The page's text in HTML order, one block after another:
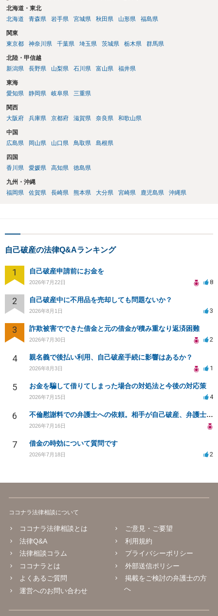
北海道・東北
北海道
青森県 岩手県 宮城県 秋田県 山形県 福島県
関東
東京都
神奈川県 千葉県 埼玉県 茨城県 栃木県 群馬県
北陸・甲信越
新潟県
長野県 山梨県 石川県 富山県 福井県
東海
愛知県
静岡県 岐阜県 三重県
関西
大阪府
兵庫県 京都府 滋賀県 奈良県 和歌山県
中国
広島県
岡山県 山口県 鳥取県 島根県
四国
香川県
愛媛県 高知県 徳島県
九州・沖縄
福岡県
佐賀県 長崎県 熊本県 大分県 宮崎県 鹿児島県 沖縄県
自己破産の法律Q&Aランキング
1 自己破産申請前にお金を
2026年7月22日 8
2 自己破産中に不用品を売却しても問題ないか？
2026年8月1日 3
3 詐欺被害でできた借金と元の借金が積み重なり返済困難
2026年7月30日 2
4 親名義で後払い利用、自己破産手続に影響はあるか？
2026年8月3日 1
5 お金を騙して借りてしまった場合の対処法と今後の対応策
2026年7月15日 4
6 不倫慰謝料での弁護士への依頼。相手が自己破産、弁護士との契約範囲は？
2026年7月16日
7 借金の時効について質問です
2026年7月18日 2
ココナラ法律相談について
ココナラ法律相談とは
法律Q&A
法律相談コラム
ココナラとは
よくあるご質問
運営へのお問い合わせ
ご意見・ご要望
利用規約
プライバシーポリシー
外部送信ポリシー
掲載をご検討の弁護士の方
へ